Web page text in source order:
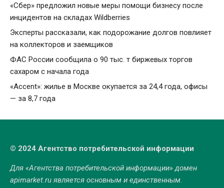
«Сбер» предложил новые меры помощи бизнесу после
инцидентов на складах Wildberries
Эксперты рассказали, как подорожание долгов повлияет
на коллекторов и заемщиков
ФАС России сообщила о 90 тыс. т биржевых торгов
сахаром с начала года
«Accent»: жилье в Москве окупается за 24,4 года, офисы
— за 8,7 года
© 2024 Агентство потребительской информации
Для «Агентства потребительской информации» домен
apimarket.ruявляется основным и единственным.